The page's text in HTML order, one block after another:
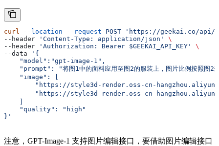
curl --location --request POST 'https://geekai.co/api/
--header
'Content-Type: application/json'
\
--header
'Authorization: Bearer $GEEKAI_API_KEY'
\
--data
'{
    "model":"gpt-image-1",
"prompt": "将图1中的面料应用至图2的服装上，图片比例按照图2
    "image": [
"https://style3d-render.oss-cn-
"https://style3d-render.oss-cn-
    ]
    "quality": "high"
}'
注意，GPT-Image-1 支持图片编辑接口，要借助图片编辑接口